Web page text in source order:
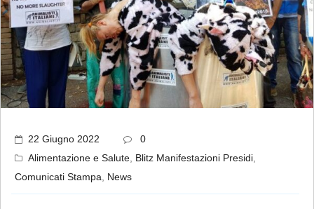
22 Giugno 2022
0
Alimentazione e Salute Blitz Manifestazioni Presidi
Comunicati Stampa
News